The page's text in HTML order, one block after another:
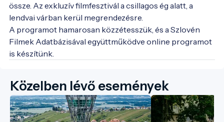
össze. Az exkluzív filmfesztivál a csillagos ég alatt, a
lendvai várban kerül megrendezésre.
A programot hamarosan közzétesszük, és a Szlovén
Filmek Adatbázisával együttműködve online programot
is készítünk.
Közelben lévő események